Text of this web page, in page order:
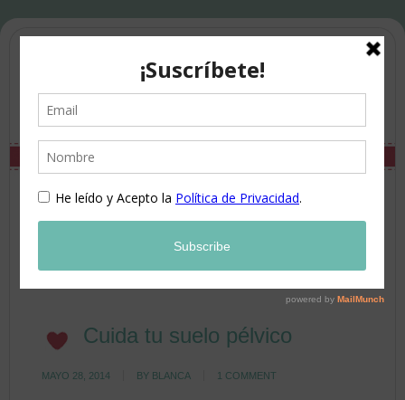
Cuida tu suelo pélvico
MAYO 28, 2014 BY BLANCA 1 COMMENT